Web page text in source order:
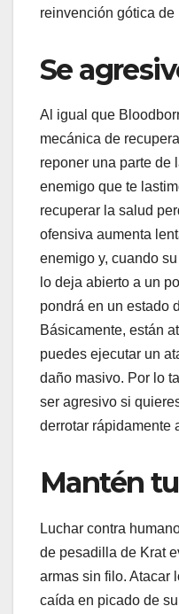
reinvención gótica de
Se
Al igual que
mecánica de
reponer una parte de
enemigo que te
recuperar la salud
ofensiva aumenta
enemigo y, cuando
lo deja abierto a un
pondrá en un estado
Básicamente, están
puedes ejecutar un
daño masivo. Por lo
ser agresivo si
derrotar rápidamente
Mantén
Luchar contra
de pesadilla de Krat
armas sin filo. Atacar
caída en picado de